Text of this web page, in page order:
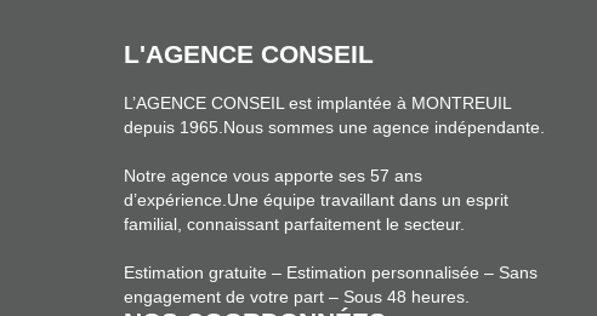
L'AGENCE CONSEIL
L’AGENCE CONSEIL est implantée à MONTREUIL
depuis 1965.Nous sommes une agence indépendante.
Notre agence vous apporte ses 57 ans
d’expérience.Une équipe travaillant dans un esprit
familial, connaissant parfaitement le secteur.
Estimation gratuite – Estimation personnalisée – Sans
engagement de votre part – Sous 48 heures.